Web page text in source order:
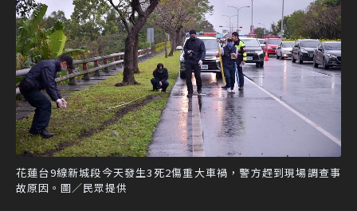
花蓮台9線新城段今天發生3死2傷重大車禍，警方趕到現場調查事
故原因。圖／民眾提供